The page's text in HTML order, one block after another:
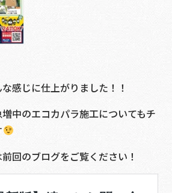
感じに仕上がりました！！
中のエコカパラ施工についてもチ
回のブログをご覧ください！